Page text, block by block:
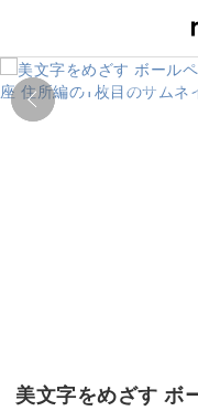
美文字をめざす ボ